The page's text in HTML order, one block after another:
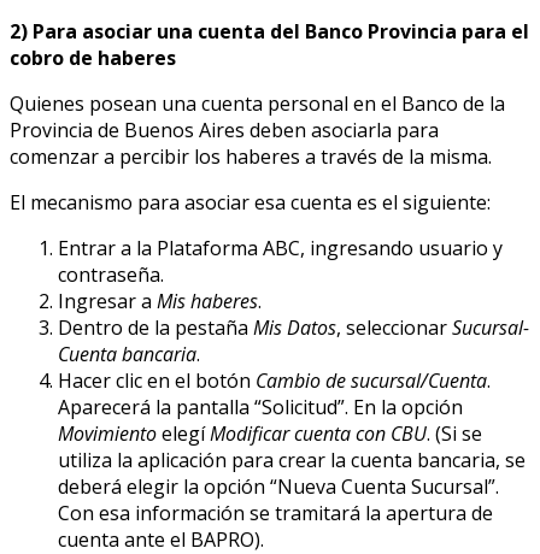
2) Para asociar una cuenta del Banco Provincia para el
cobro de haberes
Quienes posean una cuenta personal en el Banco de la
Provincia de Buenos Aires deben asociarla para
comenzar a percibir los haberes a través de la misma.
El mecanismo para asociar esa cuenta es el siguiente:
Entrar a la Plataforma ABC, ingresando usuario y
contraseña.
Ingresar a Mis haberes.
Dentro de la pestaña Mis Datos, seleccionarSucursal-
Cuenta bancaria.
Hacer clic en el botón Cambio de sucursal/Cuenta.
Aparecerá la pantalla “Solicitud”. En la opción
MovimientoelegíModificar cuenta con CBU. (Si se
utiliza la aplicación para crear la cuenta bancaria, se
deberá elegir la opción “Nueva Cuenta Sucursal”.
Con esa información se tramitará la apertura de
cuenta ante el BAPRO).